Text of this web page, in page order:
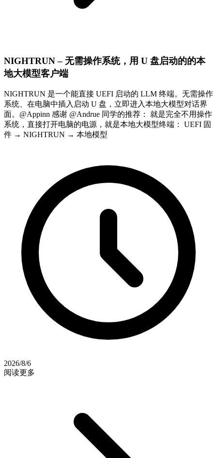
NIGHTRUN – 无需操作系统，用 U 盘启动的的本
地大模型客户端
NIGHTRUN 是一个能直接 UEFI 启动的 LLM 终端。无需操作
系统、在电脑中插入启动 U 盘，立即进入本地大模型对话界
面。@Appinn 感谢 @Andrue 同学的推荐： 就是完全不用操作
系统，直接打开电脑的电源，就是本地大模型终端： UEFI 固
件 → NIGHTRUN → 本地模型
2026/8/6
阅读更多